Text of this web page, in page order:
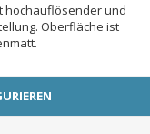
hochauflösender und
Oberfläche ist